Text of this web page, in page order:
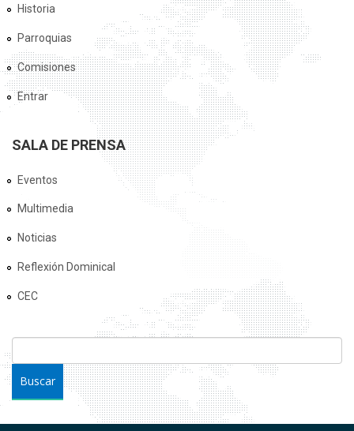
Historia
Parroquias
Comisiones
Entrar
SALA DE PRENSA
Eventos
Multimedia
Noticias
Reflexión Dominical
CEC
FORMULARIO DE BÚSQUEDA